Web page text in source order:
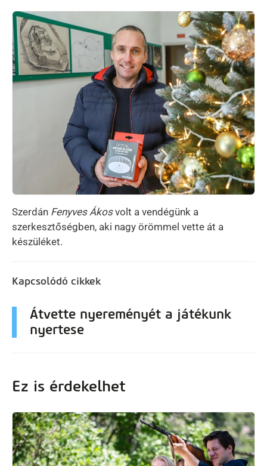
Kép
Szerdán Fenyves Ákosvolt a vendégünk a
szerkesztőségben, aki nagy örömmel vette át a
készüléket.
Kapcsolódó cikkek
Átvette nyereményét a játékunk
nyertese
Ez is érdekelhet